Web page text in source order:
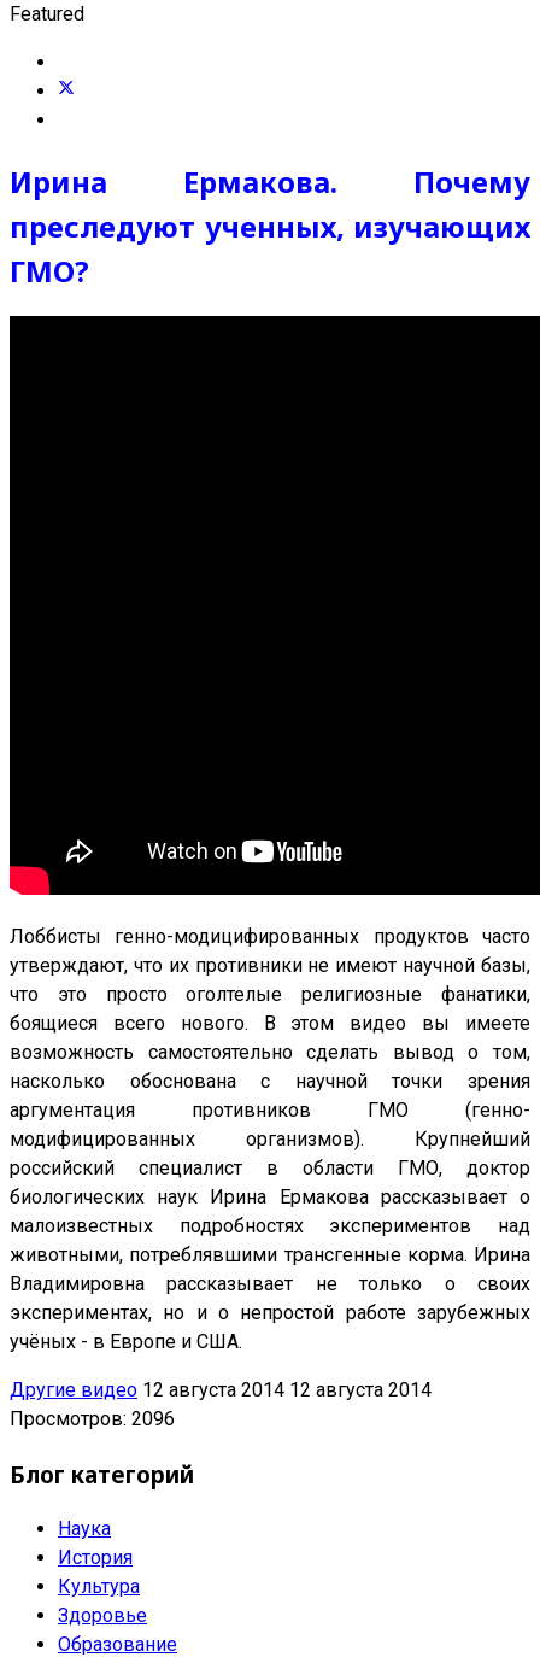
Featured
Ирина Ермакова. Почему
преследуют ученных, изучающих
ГМО?
Лоббисты генно-модицифированных продуктов часто
утверждают, что их противники не имеют научной базы,
что это просто оголтелые религиозные фанатики,
боящиеся всего нового. В этом видео вы имеете
возможность самостоятельно сделать вывод о том,
насколько обоснована с научной точки зрения
аргументация противников ГМО (генно-
модифицированных организмов). Крупнейший
российский специалист в области ГМО, доктор
биологических наук Ирина Ермакова рассказывает о
малоизвестных подробностях экспериментов над
животными, потреблявшими трансгенные корма. Ирина
Владимировна рассказывает не только о своих
экспериментах, но и о непростой работе зарубежных
учёных - в Европе и США.
Другие видео 12 августа 2014 12 августа 2014
Просмотров: 2096
Блог категорий
Наука
История
Культура
Здоровье
Образование